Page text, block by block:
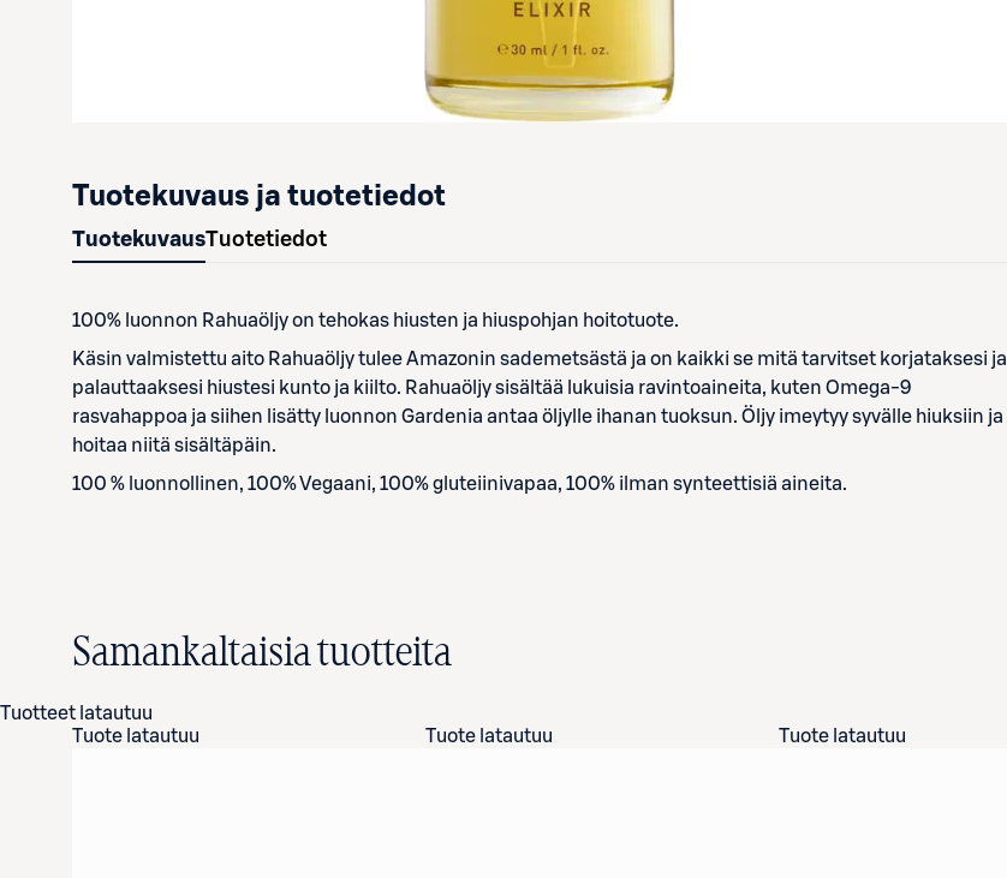
Tuotekuvaus ja tuotetiedot
TuotekuvausTuotetiedot
100% luonnon Rahuaöljy on tehokas hiusten ja hiuspohjan hoitotuote.
Käsin valmistettu aito Rahuaöljy tulee Amazonin sademetsästä ja on kaikki se mitä tarvitset korjataksesi ja
palauttaaksesi hiustesi kunto ja kiilto. Rahuaöljy sisältää lukuisia ravintoaineita, kuten Omega-9
rasvahappoa ja siihen lisätty luonnon Gardenia antaa öljylle ihanan tuoksun. Öljy imeytyy syvälle hiuksiin ja
hoitaa niitä sisältäpäin.
100 % luonnollinen, 100% Vegaani, 100% gluteiinivapaa, 100% ilman synteettisiä aineita.
Samankaltaisia tuotteita
Tuotteet latautuu
Tuote latautuu
Tuote latautuu Tuote latautuu